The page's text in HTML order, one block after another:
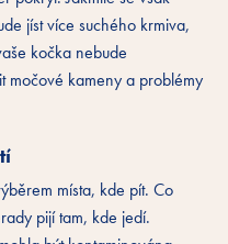
jíst více suchého krmiva,
kočka nebude
močové kameny a problémy
místa, kde pít. Co
pijí tam, kde jedí.